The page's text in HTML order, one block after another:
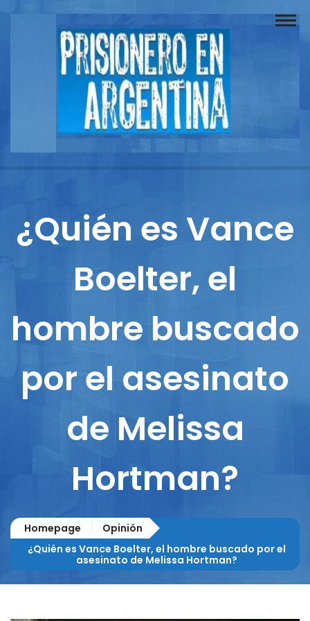
Buscador
Documentos
Reportajes
Columnistas
¿Quién es Vance
Boelter, el
hombre buscado
por el asesinato
de Melissa
Hortman?
Homepage
Opinión
¿Quién es Vance Boelter, el hombre buscado por el
asesinato de Melissa Hortman?